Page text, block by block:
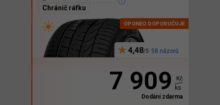
Chránič ráfku
4,48 58 názorů
7 909
Kč
ks
Dodání zdarma